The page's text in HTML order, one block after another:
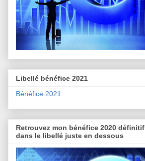
Libellé bénéfice 2021
Bénéfice 2021
Retrouvez mon bénéfice 2020 définitif
dans le libellé juste en dessous